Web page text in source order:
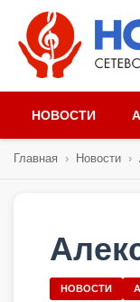
НОВОСТИ
Главная › Новости ›
НОВОСТИ